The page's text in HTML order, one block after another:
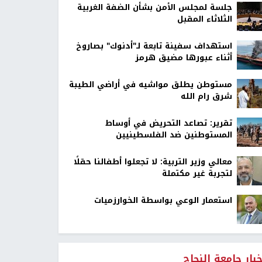
جلسة لمجلس الأمن بشأن الضفة الغربية
الثلاثاء المقبل
استهداف سفينة تابعة لـ"أدنوك" بصاروخ
أثناء عبورها مضيق هرمز
مستوطن يطلق مواشيه في أراضي الطيبة
شرق رام الله
تقرير: تصاعد التحريض في أوساط
المستوطنين ضد الفلسطينيين
معالي وزير التربية: لا تجعلوا أطفالنا حقلًا
لتجربة غير مكتملة
استعمار الوعي بواسطة الخوارزميات